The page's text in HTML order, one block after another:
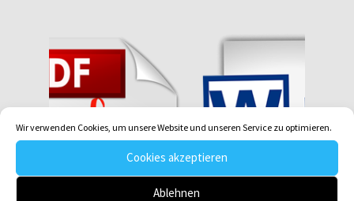
Wir verwenden Cookies, um unsere Website und unseren Service zu optimieren.
Cookies akzeptieren
Ablehnen